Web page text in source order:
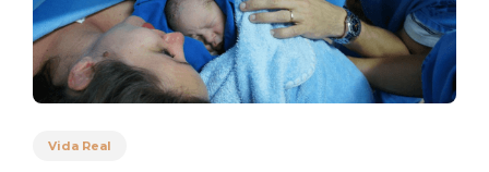
Vida Real